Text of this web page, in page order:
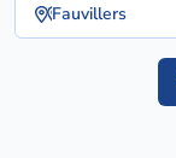
Fauvillers